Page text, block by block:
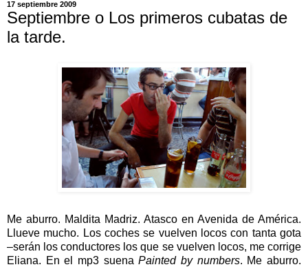
17 septiembre 2009
Septiembre o Los primeros cubatas de
la tarde.
Me aburro. Maldita Madriz. Atasco en Avenida de América.
Llueve mucho. Los coches se vuelven locos con tanta gota
–serán los conductores los que se vuelven locos, me corrige
Eliana. En el mp3 suenaPainted by numbers. Me aburro.